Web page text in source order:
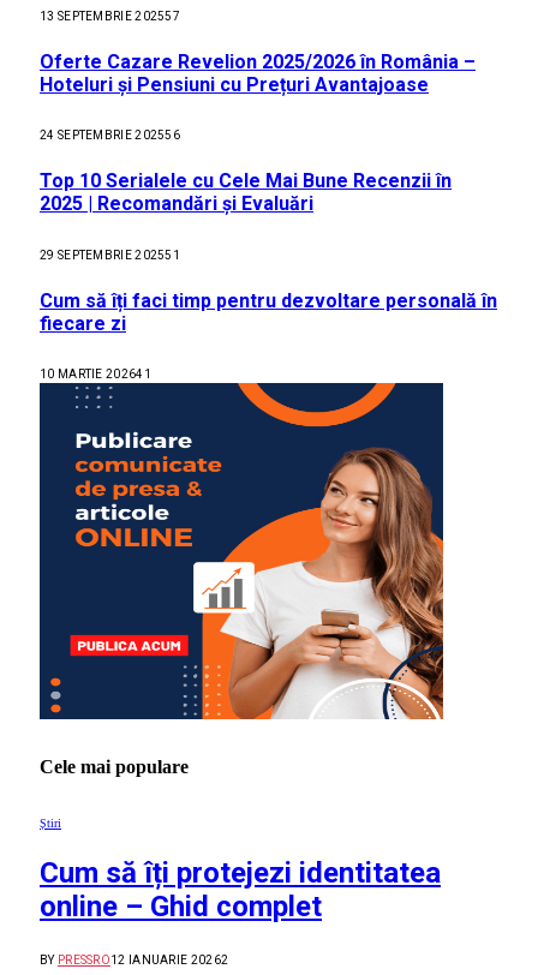
13 SEPTEMBRIE 202557
Oferte Cazare Revelion 2025/2026 în România –
Hoteluri și Pensiuni cu Prețuri Avantajoase
24 SEPTEMBRIE 202556
Top 10 Serialele cu Cele Mai Bune Recenzii în
2025 | Recomandări și Evaluări
29 SEPTEMBRIE 202551
Cum să îți faci timp pentru dezvoltare personală în
fiecare zi
10 MARTIE 202641
Cele mai populare
Știri
Cum să îți protejezi identitatea
online – Ghid complet
BY PRESSRO12 IANUARIE 20262